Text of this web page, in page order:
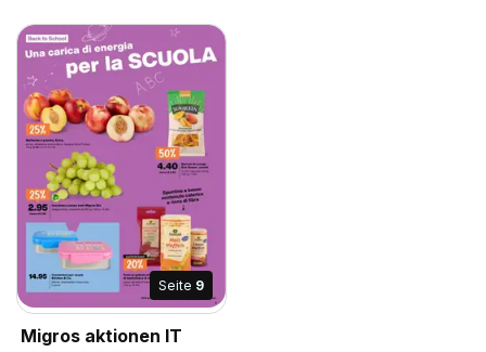
Seite 9
Migros aktionen IT